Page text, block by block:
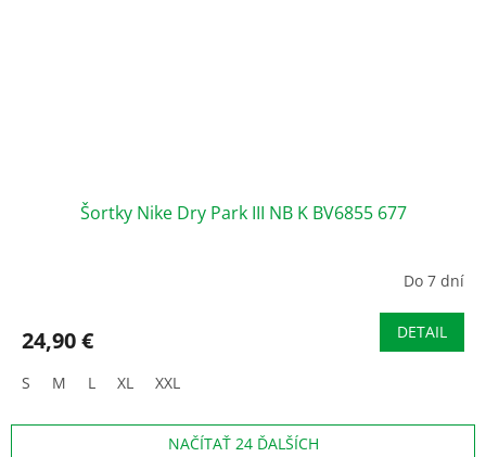
Šortky Nike Dry Park III NB K BV6855 677
Do 7 dní
24,90 € DETAIL
S M L XL XXL
NAČÍTAŤ 24 ĎALŠÍCH